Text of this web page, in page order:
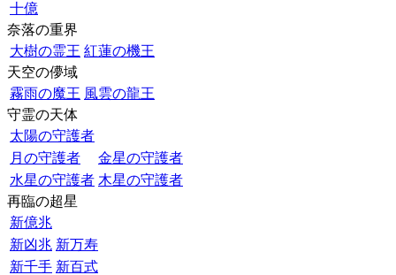
十億
奈落の重界
大樹の霊王 紅蓮の機王
天空の儚域
霧雨の魔王 風雲の龍王
守霊の天体
太陽の守護者
月の守護者
金星の守護者
水星の守護者 木星の守護者
再臨の超星
新億兆
新凶兆 新万寿
新千手 新百式